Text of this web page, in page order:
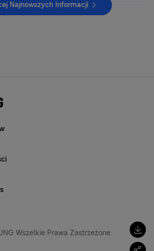
Najnowszych Informacji
Wszelkie Prawa Zastrzeżone.